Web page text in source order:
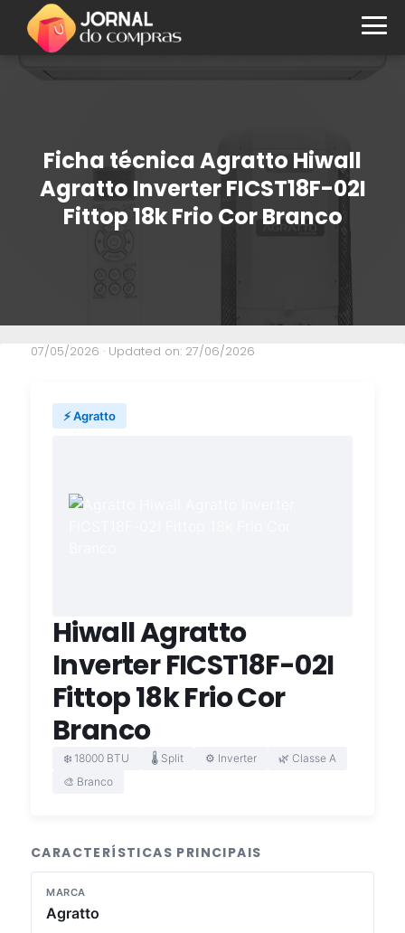
Ficha técnica Agratto Hiwall
Agratto Inverter FICST18F-02I
Fittop 18k Frio Cor Branco
07/05/2026 · Updated on: 27/06/2026
⚡ Agratto
Hiwall Agratto
Inverter FICST18F-02I
Fittop 18k Frio Cor
Branco
❄️ 18000 BTU 🌡️ Split ⚙️ Inverter
🌿 Classe A
🎨 Branco
CARACTERÍSTICAS PRINCIPAIS
MARCA
Agratto